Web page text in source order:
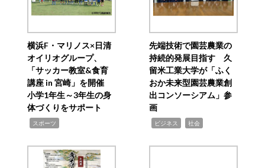
横浜F・マリノス×日清
オイリオグループ、
「サッカー教室&食育
講座 in 宮崎」を開催
小学1年生～3年生の身
体づくりをサポート
スポーツ
先端技術で園芸農業の
持続的発展目指す 久
留米工業大学が「ふく
おか未来型園芸農業創
出コンソーシアム」参
画
ビジネス 社会